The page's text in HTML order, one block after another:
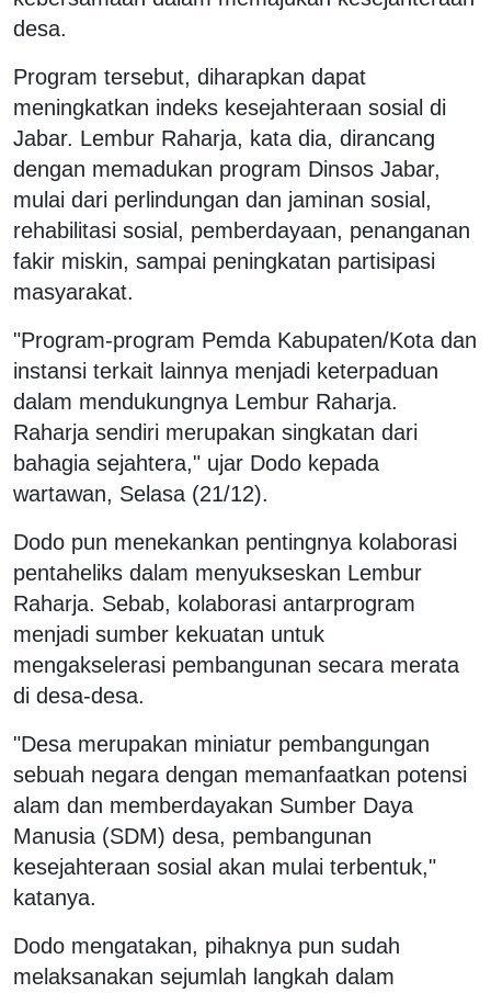
desa.
Program tersebut, diharapkan dapat
meningkatkan indeks kesejahteraan sosial di
Jabar. Lembur Raharja, kata dia, dirancang
dengan memadukan program Dinsos Jabar,
mulai dari perlindungan dan jaminan sosial,
rehabilitasi sosial, pemberdayaan, penanganan
fakir miskin, sampai peningkatan partisipasi
masyarakat.
"Program-program Pemda Kabupaten/Kota dan
instansi terkait lainnya menjadi keterpaduan
dalam mendukungnya Lembur Raharja.
Raharja sendiri merupakan singkatan dari
bahagia sejahtera," ujar Dodo kepada
wartawan, Selasa (21/12).
Dodo pun menekankan pentingnya kolaborasi
pentaheliks dalam menyukseskan Lembur
Raharja. Sebab, kolaborasi antarprogram
menjadi sumber kekuatan untuk
mengakselerasi pembangunan secara merata
di desa-desa.
"Desa merupakan miniatur pembangungan
sebuah negara dengan memanfaatkan potensi
alam dan memberdayakan Sumber Daya
Manusia (SDM) desa, pembangunan
kesejahteraan sosial akan mulai terbentuk,"
katanya.
Dodo mengatakan, pihaknya pun sudah
melaksanakan sejumlah langkah dalam